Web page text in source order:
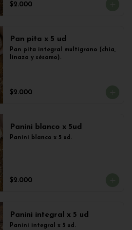
$2.000
Pan pita x 5 ud
Pan pita integral multigrano (chia,
linaza y sésamo).
$2.000
Panini blanco x 5ud
Panini blanco x 5 ud.
$2.000
Panini integral x 5 ud
Panini integral x 5 ud.